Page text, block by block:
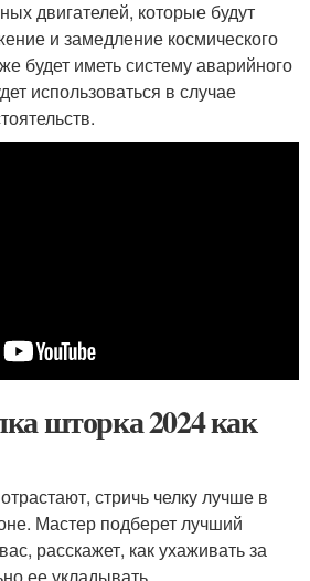
двигателей, которые будут
и замедление космического
будет иметь систему аварийного
использоваться в случае
шторка 2024 как
стричь челку лучше в
Мастер подберет лучший
расскажет, как ухаживать за